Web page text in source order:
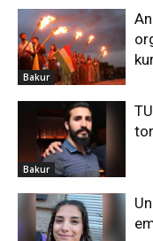
Bakur
Bakur